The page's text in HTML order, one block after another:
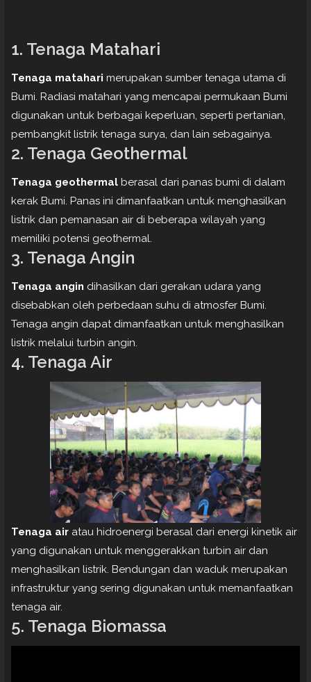
1. Tenaga Matahari
Tenaga matahari merupakan sumber tenaga utama di
Bumi. Radiasi matahari yang mencapai permukaan Bumi
digunakan untuk berbagai keperluan, seperti pertanian,
pembangkit listrik tenaga surya, dan lain sebagainya.
2. Tenaga Geothermal
Tenaga geothermal berasal dari panas bumi di dalam
kerak Bumi. Panas ini dimanfaatkan untuk menghasilkan
listrik dan pemanasan air di beberapa wilayah yang
memiliki potensi geothermal.
3. Tenaga Angin
Tenaga angin dihasilkan dari gerakan udara yang
disebabkan oleh perbedaan suhu di atmosfer Bumi.
Tenaga angin dapat dimanfaatkan untuk menghasilkan
listrik melalui turbin angin.
4. Tenaga Air
Tenaga air atau hidroenergi berasal dari energi kinetik air
yang digunakan untuk menggerakkan turbin air dan
menghasilkan listrik. Bendungan dan waduk merupakan
infrastruktur yang sering digunakan untuk memanfaatkan
tenaga air.
5. Tenaga Biomassa